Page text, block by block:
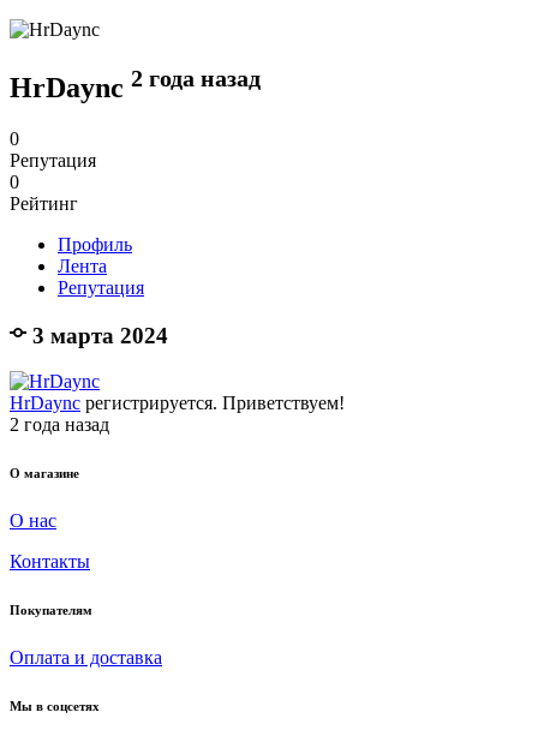
HrDaync 2 года назад
0
Репутация
0
Рейтинг
Профиль
Лента
Репутация
3 марта 2024
HrDaync регистрируется. Приветствуем!
2 года назад
О магазине
О нас
Контакты
Покупателям
Оплата и доставка
Мы в соцсетях